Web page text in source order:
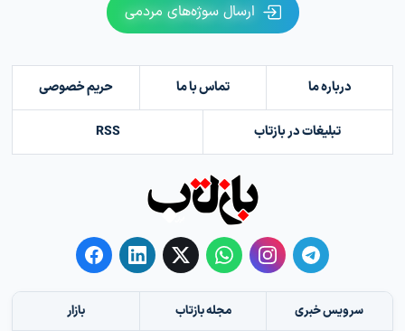
ارسال سوژه‌های مردمی
درباره ما تماس با ما حریم خصوصی
تبلیغات در بازتاب RSS
سرویس خبری مجله بازتاب بازار